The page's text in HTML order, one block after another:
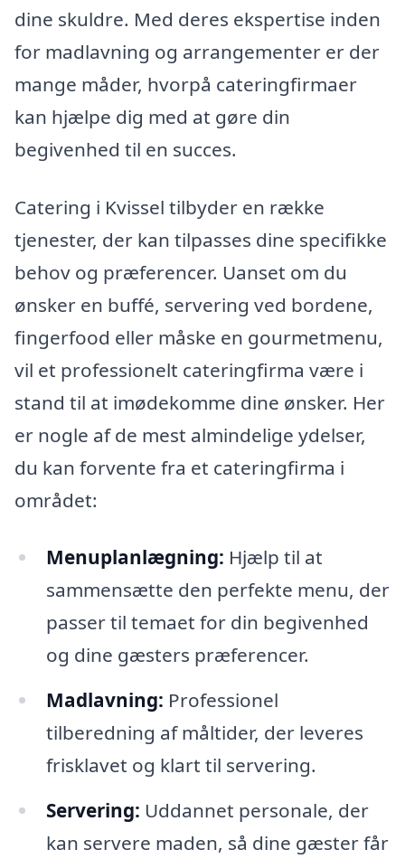
dine skuldre. Med deres ekspertise inden
for madlavning og arrangementer er der
mange måder, hvorpå cateringfirmaer
kan hjælpe dig med at gøre din
begivenhed til en succes.
Catering i Kvissel tilbyder en række
tjenester, der kan tilpasses dine specifikke
behov og præferencer. Uanset om du
ønsker en buffé, servering ved bordene,
fingerfood eller måske en gourmetmenu,
vil et professionelt cateringfirma være i
stand til at imødekomme dine ønsker. Her
er nogle af de mest almindelige ydelser,
du kan forvente fra et cateringfirma i
området:
Menuplanlægning: Hjælp til at
sammensætte den perfekte menu, der
passer til temaet for din begivenhed
og dine gæsters præferencer.
Madlavning: Professionel
tilberedning af måltider, der leveres
frisklavet og klart til servering.
Servering: Uddannet personale, der
kan servere maden, så dine gæster får